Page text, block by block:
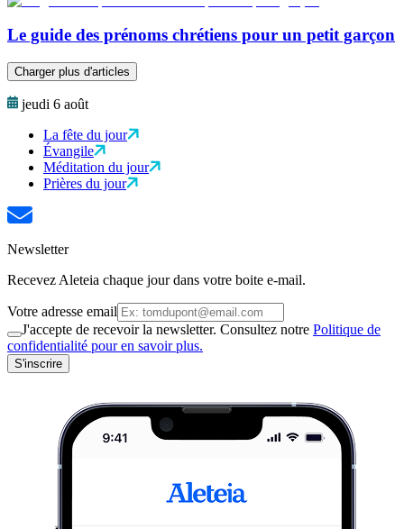
Le guide des prénoms chrétiens pour un petit garçon
Charger plus d'articles
jeudi 6 août
La fête du jour
Évangile
Méditation du jour
Prières du jour
Newsletter
Recevez Aleteia chaque jour dans votre boite e-mail.
Votre adresse email
J'accepte de recevoir la newsletter. Consultez notre Politique de
confidentialité pour en savoir plus.
S'inscrire